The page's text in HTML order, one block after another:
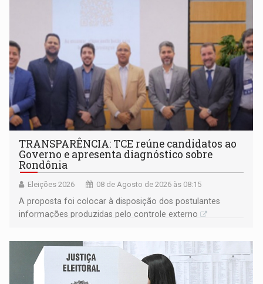
TRANSPARÊNCIA: TCE reúne candidatos ao
Governo e apresenta diagnóstico sobre
Rondônia
Eleições 2026 08 de Agosto de 2026 às 08:15
A proposta foi colocar à disposição dos postulantes
informações produzidas pelo controle externo